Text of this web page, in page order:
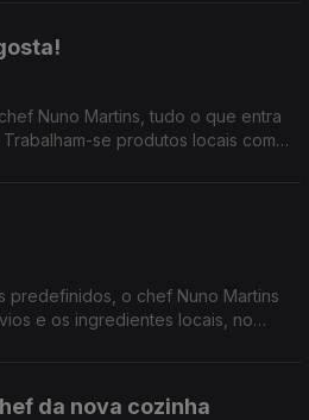
Nuno Martins, tudo o que entra
se produtos locais com
predefinidos, o chef Nuno Martins
e os ingredientes locais, no
da nova cozinha